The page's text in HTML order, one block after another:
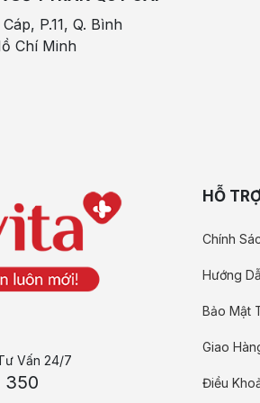
P.11, Q. Bình
Chí Minh
Vấn 24/7
350
HỖ
Chính
Hướng
Bảo Mật
Giao
Điều